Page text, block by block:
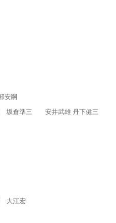
安嗣
坂倉準三 安井武雄 丹下健三
大江宏